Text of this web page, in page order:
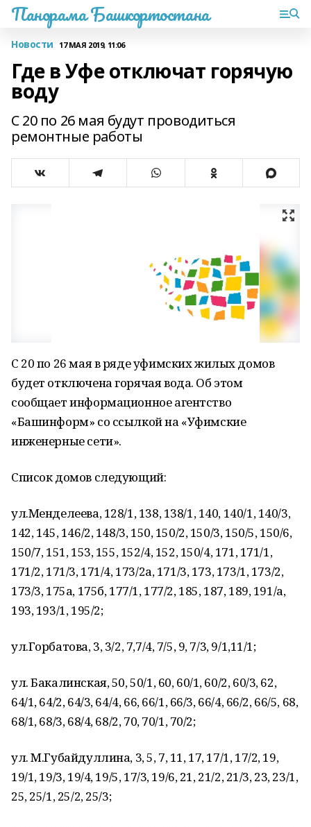
Панорама Башкортостана
Новости 17 МАЯ 2019, 11:06
Где в Уфе отключат горячую
воду
С 20 по 26 мая будут проводиться
ремонтные работы
С 20 по 26 мая в ряде уфимских жилых домов
будет отключена горячая вода. Об этом
сообщает информационное агентство
«Башинформ» со ссылкой на «Уфимские
инженерные сети».
Список домов следующий:
ул.Менделеева, 128/1, 138, 138/1, 140, 140/1, 140/3,
142, 145, 146/2, 148/3, 150, 150/2, 150/3, 150/5, 150/6,
150/7, 151, 153, 155, 152/4, 152, 150/4, 171, 171/1,
171/2, 171/3, 171/4, 173/2а, 171/3, 173, 173/1, 173/2,
173/3, 175а, 175б, 177/1, 177/2, 185, 187, 189, 191/а,
193, 193/1, 195/2;
ул.Горбатова, 3, 3/2, 7,7/4, 7/5, 9, 7/3, 9/1,11/1;
ул. Бакалинская, 50, 50/1, 60, 60/1, 60/2, 60/3, 62,
64/1, 64/2, 64/3, 64/4, 66, 66/1, 66/3, 66/4, 66/2, 66/5, 68,
68/1, 68/3, 68/4, 68/2, 70, 70/1, 70/2;
ул. М.Губайдуллина, 3, 5, 7, 11, 17, 17/1, 17/2, 19,
19/1, 19/3, 19/4, 19/5, 17/3, 19/6, 21, 21/2, 21/3, 23, 23/1,
25, 25/1, 25/2, 25/3;